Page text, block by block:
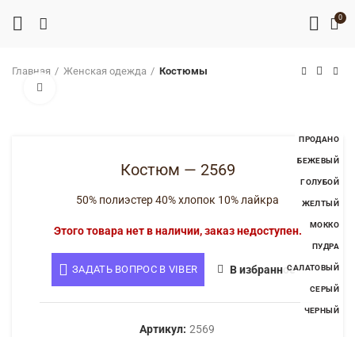
0
Главная Женская одежда Костюмы
ПРОДАНО
БЕЖЕВЫЙ
ГОЛУБОЙ
ЖЕЛТЫЙ
МОККО
ПУДРА
САЛАТОВЫЙ
СЕРЫЙ
ЧЕРНЫЙ
Костюм — 2569
50% полиэстер 40% хлопок 10% лайкра
Этого товара нет в наличии, заказ недоступен.
ЗАДАТЬ ВОПРОС В VIBER В избранное
Артикул: 2569